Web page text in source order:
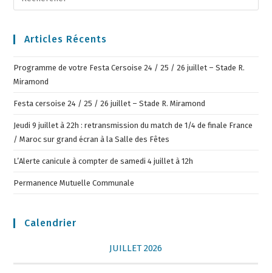
Articles Récents
Programme de votre Festa Cersoise 24 / 25 / 26 juillet – Stade R.
Miramond
Festa cersoise 24 / 25 / 26 juillet – Stade R. Miramond
Jeudi 9 juillet à 22h : retransmission du match de 1/4 de finale France
/ Maroc sur grand écran à la Salle des Fêtes
L’Alerte canicule à compter de samedi 4 juillet à 12h
Permanence Mutuelle Communale
Calendrier
JUILLET 2026